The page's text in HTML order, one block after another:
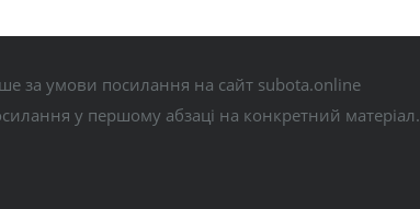
за умови посилання на сайт subota.online
у першому абзаці на конкретний матеріал.